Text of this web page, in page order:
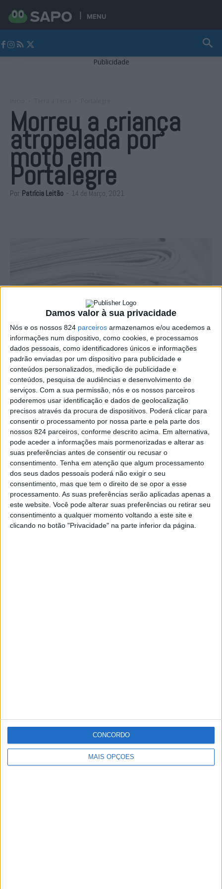
Damos valor à sua privacidade
Nós e os nossos 824 parceiros armazenamos e/ou acedemos a
informações num dispositivo, como cookies, e processamos
dados pessoais, como identificadores únicos e informações
padrão enviadas por um dispositivo para publicidade e
conteúdos personalizados, medição de publicidade e
conteúdos, pesquisa de audiências e desenvolvimento de
serviços. Com a sua permissão, nós e os nossos parceiros
poderemos usar identificação e dados de geolocalização
precisos através da procura de dispositivos. Poderá clicar para
consentir o processamento por nossa parte e pela parte dos
nossos 824 parceiros, conforme descrito acima. Em alternativa,
pode aceder a informações mais pormenorizadas e alterar as
suas preferências antes de consentir ou recusar o
consentimento. Tenha em atenção que algum processamento
dos seus dados pessoais poderá não exigir o seu
consentimento, mas que tem o direito de se opor a esse
processamento. As suas preferências serão aplicadas apenas a
este website. Você pode alterar suas preferências ou retirar seu
consentimento a qualquer momento voltando a este site e
clicando no botão "Privacidade" na parte inferior da página.
MAIS OPÇÕES
CONCORDO
MENU
Publicidade
Morreu a criança
atropelada por
moto em
Portalegre
Por Patrícia Leitão - 14 de Março, 2021
Faleceu a criança de cinco anos que foi atropelada por
uma moto esta manhã de domingo, numa zona de terra
batida junto à praça de touros, em Portalegre.
O óbito foi confirmado ao nosso jornal pelo porta-voz da
Unidade Local de Saúde do Norte Alentejano (ULSNA),
Ilídio Pinto Cardoso, que adiantou ainda que o menino foi
socorrido no local por elementos do INEM e da VMER,
tendo-lhe sido feitas várias manobras reanimação e foi
Publicidade